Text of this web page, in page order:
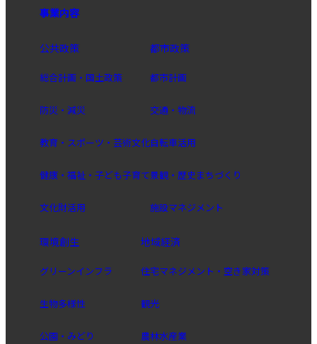
事業内容
公共政策
総合計画・国土政策
防災・減災
教育・スポーツ・芸術文化
健康・福祉・子ども子育て
文化財活用
都市政策
都市計画
交通・物流
自転車活用
景観・歴史まちづくり
施設マネジメント
環境創生
グリーンインフラ
生物多様性
公園・みどり
地域経済
住宅マネジメント・空き家対策
観光
農林水産業